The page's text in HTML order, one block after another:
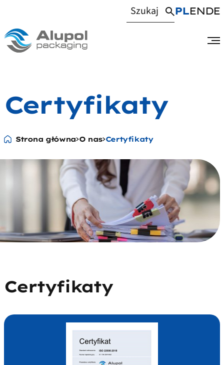
PLENDE
Certyfikaty
Strona główna O nas Certyfikaty
Certyfikaty